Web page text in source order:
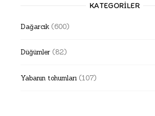
KATEGORILER
Dağarcık (600)
Düğümler (82)
Yabanın tohumları (107)